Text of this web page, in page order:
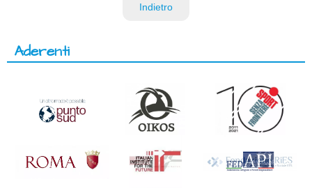
Indietro
Aderenti